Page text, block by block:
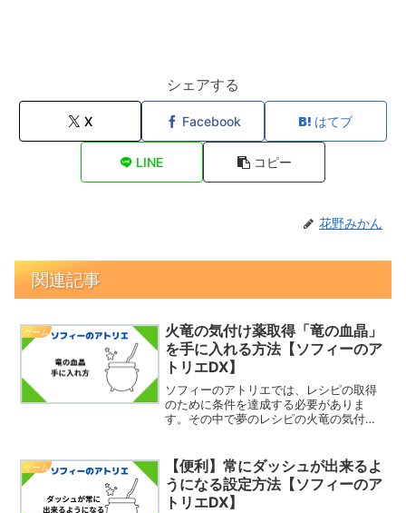
シェアする
X Facebook はてブ
LINE コピー
花野みかん
関連記事
ゲーム
火竜の気付け薬取得「竜の血晶」
を手に入れる方法【ソフィーのア
トリエDX】
ソフィーのアトリエでは、レシピの取得
のために条件を達成する必要がありま
す。その中で夢のレシピの火竜の気付け
の血晶」を手に入れる方法を紹介したい
と思います。「竜の血晶」手...
ゲーム
【便利】常にダッシュが出来るよ
うになる設定方法【ソフィーのア
トリエDX】